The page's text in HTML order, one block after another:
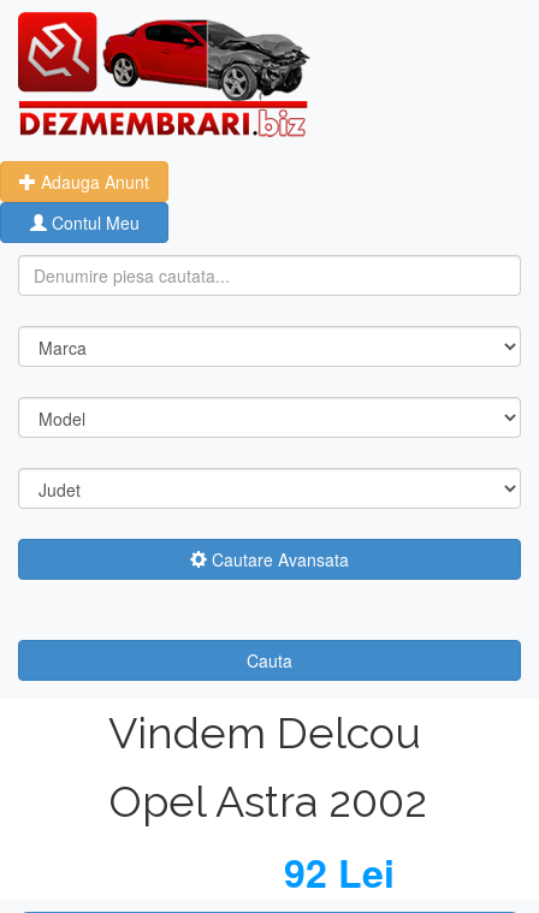
Adauga Anunt
Contul Meu
Cautare Avansata
Cauta
Vindem Delcou
Opel Astra 2002
92 Lei